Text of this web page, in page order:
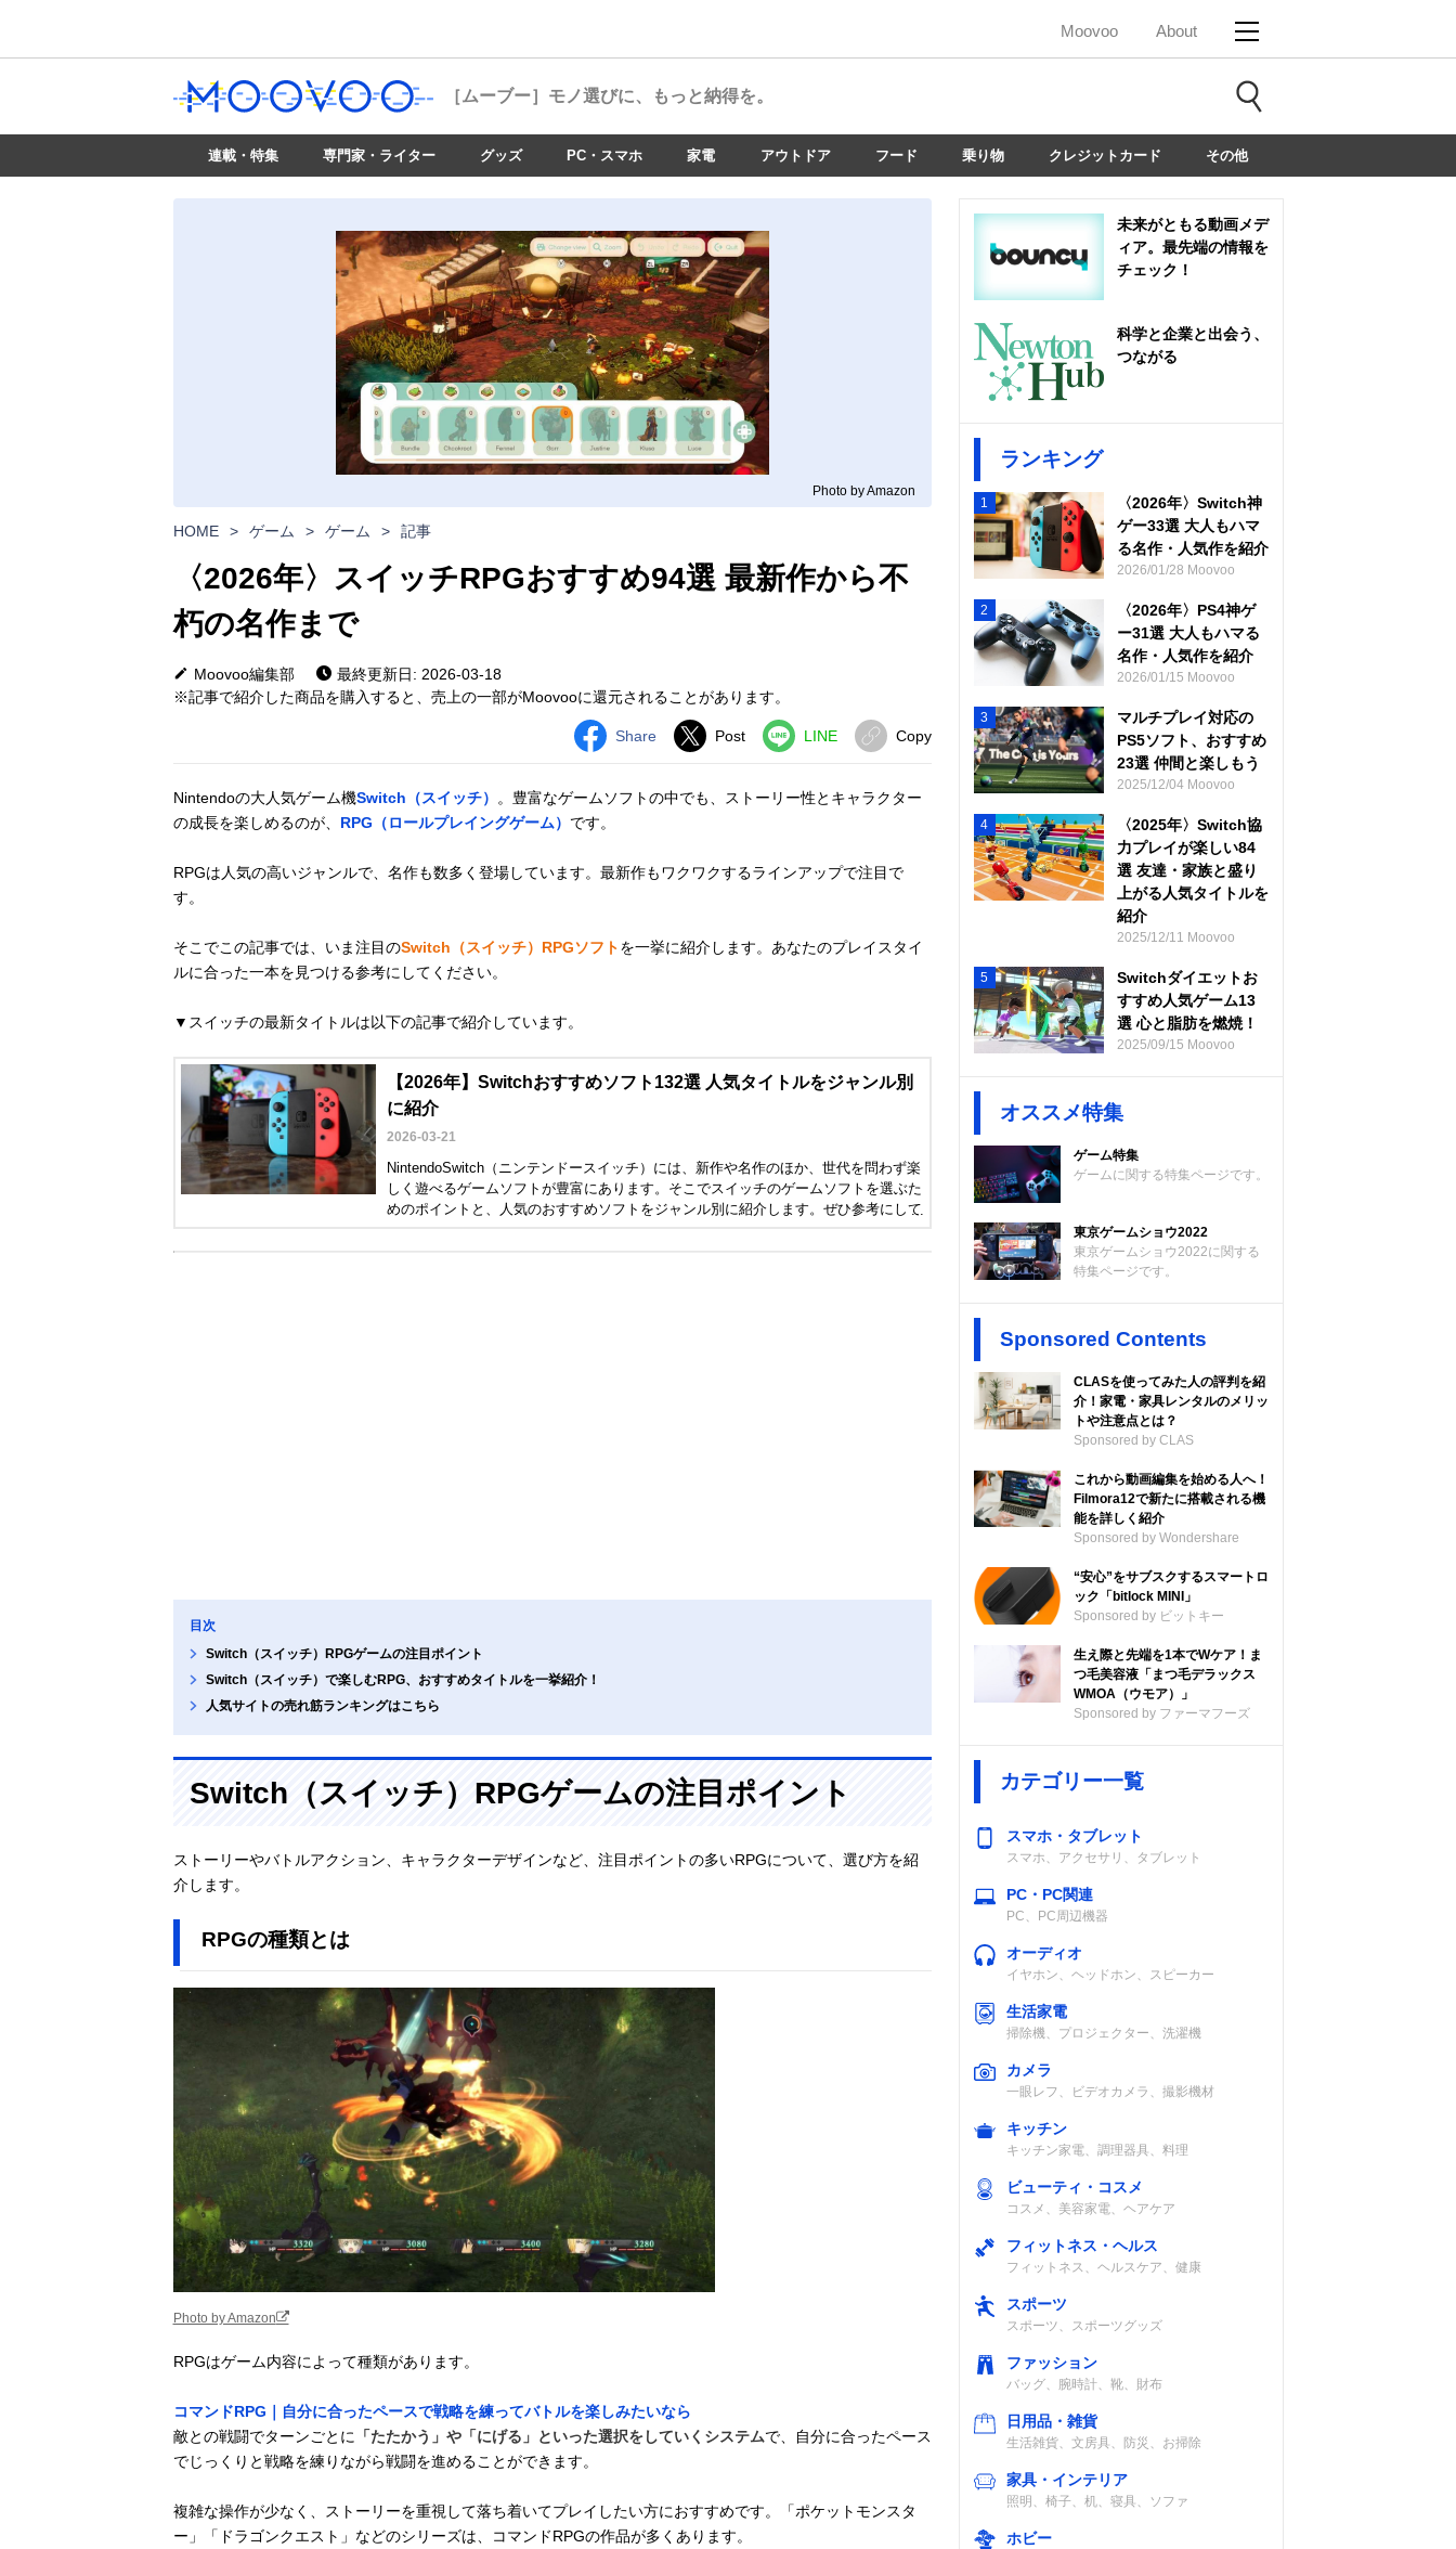
Moovoo About
［ムーブー］ モノ選びに、もっと納得を。
連載・特集 専門家・ライター グッズ PC・スマホ 家電 アウトドア フード 乗り物 クレジットカード その他
Photo by Amazon
HOME > ゲーム > ゲーム > 記事
〈2026年〉スイッチRPGおすすめ94選 最新作から不
朽の名作まで
Moovoo編集部
最終更新日: 2026-03-18
※記事で紹介した商品を購入すると、売上の一部がMoovooに還元されることがあります。
Share Post LINE Copy
Nintendoの大人気ゲーム機Switch（スイッチ）
。豊富なゲームソフトの中でも、ストーリー性とキャラクター
の成長を楽しめるのが、 RPG（ロールプレイングゲーム） です。
RPGは人気の高いジャンルで、名作も数多く登場しています。最新作もワクワクするラインアップで注目で
す。
そこでこの記事では、いま注目のSwitch（スイッチ）RPGソフトを一挙に紹介します。あなたのプレイスタイ
ルに合った一本を見つける参考にしてください。
▼スイッチの最新タイトルは以下の記事で紹介しています。
【2026年】Switchおすすめソフト132選 人気タイトルをジャンル別
に紹介
2026-03-21
NintendoSwitch（ニンテンドースイッチ）には、新作や名作のほか、世代を問わず楽
しく遊べるゲームソフトが豊富にあります。そこでスイッチのゲームソフトを選ぶた
めのポイントと、人気のおすすめソフトをジャンル別に紹介します。ぜひ参考にして
目次
Switch（スイッチ）RPGゲームの注目ポイント
Switch（スイッチ）で楽しむRPG、おすすめタイトルを一挙紹介！
人気サイトの売れ筋ランキングはこちら
Switch（スイッチ）RPGゲームの注目ポイント
ストーリーやバトルアクション、キャラクターデザインなど、注目ポイントの多いRPGについて、選び方を紹
介します。
RPGの種類とは
Photo by Amazon
RPGはゲーム内容によって種類があります。
コマンドRPG｜自分に合ったペースで戦略を練ってバトルを楽しみたいなら
敵との戦闘でターンごとに 「たたかう」や「にげる」といった選択をしていくシステムで、自分に合ったペース
でじっくりと戦略を練りながら戦闘を進めることができます。
複雑な操作が少なく、ストーリーを重視して落ち着いてプレイしたい方におすすめです。「ポケットモンスタ
ー」「ドラゴンクエスト」などのシリーズは、コマンドRPGの作品が多くあります。
未来がともる動画メデ
ィア。最先端の情報を
チェック！
科学と企業と出会う、
つながる
ランキング
1
〈2026年〉Switch神
ゲー33選 大人もハマ
る名作・人気作を紹介
2026/01/28 Moovoo
2
〈2026年〉PS4神ゲ
ー31選 大人もハマる
名作・人気作を紹介
2026/01/15 Moovoo
3
マルチプレイ対応の
PS5ソフト、おすすめ
23選 仲間と楽しもう
2025/12/04 Moovoo
4
〈2025年〉Switch協
力プレイが楽しい84
選 友達・家族と盛り
上がる人気タイトルを
紹介
2025/12/11 Moovoo
5
Switchダイエットお
すすめ人気ゲーム13
選 心と脂肪を燃焼！
2025/09/15 Moovoo
オススメ特集
ゲーム特集
ゲームに関する特集ページです。
東京ゲームショウ2022
東京ゲームショウ2022に関する
特集ページです。
Sponsored Contents
CLASを使ってみた人の評判を紹
介！家電・家具レンタルのメリッ
トや注意点とは？
Sponsored by CLAS
これから動画編集を始める人へ！
Filmora12で新たに搭載される機
能を詳しく紹介
Sponsored by Wondershare
“安心”をサブスクするスマートロ
ック「bitlock MINI」
Sponsored by ビットキー
生え際と先端を1本でWケア！ま
つ毛美容液「まつ毛デラックス
WMOA（ウモア）」
Sponsored by ファーマフーズ
カテゴリー一覧
スマホ・タブレット
スマホ、アクセサリ、タブレット
PC・PC関連
PC、PC周辺機器
オーディオ
イヤホン、ヘッドホン、スピーカー
生活家電
掃除機、プロジェクター、洗濯機
カメラ
一眼レフ、ビデオカメラ、撮影機材
キッチン
キッチン家電、調理器具、料理
ビューティ・コスメ
コスメ、美容家電、ヘアケア
フィットネス・ヘルス
フィットネス、ヘルスケア、健康
スポーツ
スポーツ、スポーツグッズ
ファッション
バッグ、腕時計、靴、財布
日用品・雑貨
生活雑貨、文房具、防災、お掃除
家具・インテリア
照明、椅子、机、寝具、ソファ
ホビー